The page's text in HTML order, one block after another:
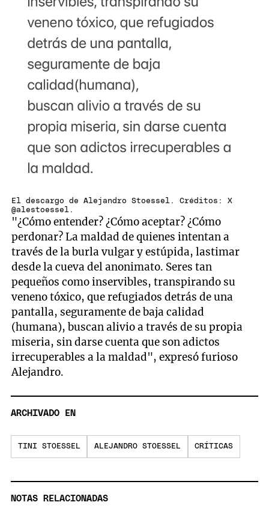
El descargo de Alejandro Stoessel. Créditos: X
@alestoessel.
"¿Cómo entender? ¿Cómo aceptar? ¿Cómo
perdonar? La maldad de quienes intentan a
través de la burla vulgar y estúpida, lastimar
desde la cueva del anonimato. Seres tan
pequeños como inservibles, transpirando su
veneno tóxico, que refugiados detrás de una
pantalla, seguramente de baja calidad
(humana), buscan alivio a través de su propia
miseria, sin darse cuenta que son adictos
irrecuperables a la maldad", expresó furioso
Alejandro.
ARCHIVADO EN
TINI STOESSEL ALEJANDRO STOESSEL CRÍTICAS
NOTAS RELACIONADAS